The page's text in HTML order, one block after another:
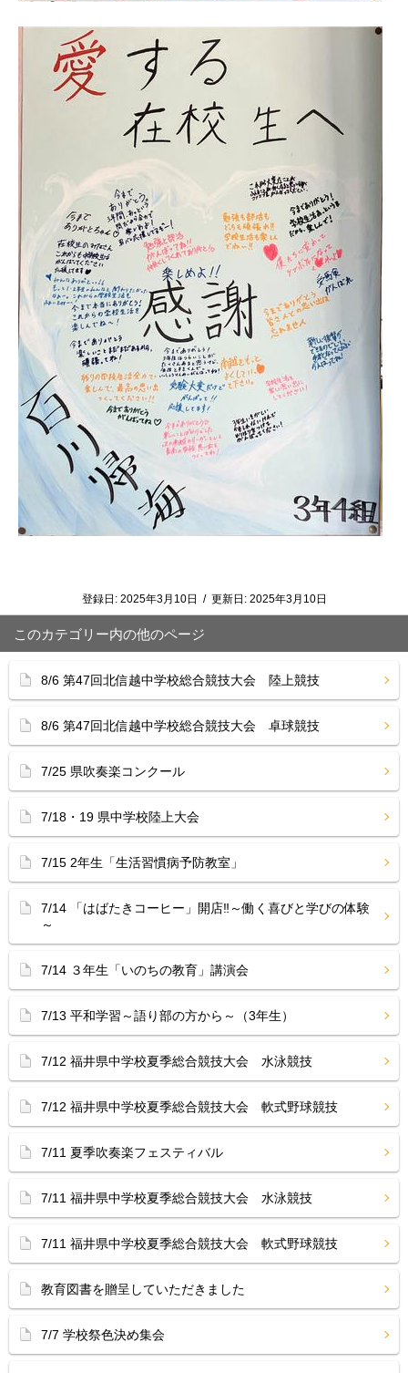
登録日: 2025年3月10日 / 更新日: 2025年3月10日
このカテゴリー内の他のページ
8/6 第47回北信越中学校総合競技大会 陸上競技
8/6 第47回北信越中学校総合競技大会 卓球競技
7/25 県吹奏楽コンクール
7/18・19 県中学校陸上大会
7/15 2年生「生活習慣病予防教室」
7/14 「はばたきコーヒー」開店‼︎～働く喜びと学びの体験
～
7/14 ３年生「いのちの教育」講演会
7/13 平和学習～語り部の方から～（3年生）
7/12 福井県中学校夏季総合競技大会 水泳競技
7/12 福井県中学校夏季総合競技大会 軟式野球競技
7/11 夏季吹奏楽フェスティバル
7/11 福井県中学校夏季総合競技大会 水泳競技
7/11 福井県中学校夏季総合競技大会 軟式野球競技
教育図書を贈呈していただきました
7/7 学校祭色決め集会